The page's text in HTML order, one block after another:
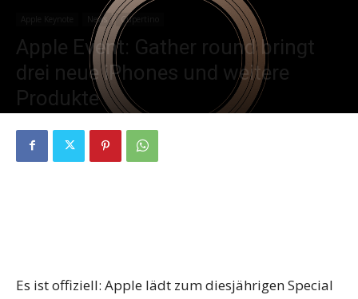
News Cupertino
Apple Event: Gather round bringt
drei neue iPhones und weitere
Produkte
Es ist offiziell: Apple lädt zum diesjährigen Special